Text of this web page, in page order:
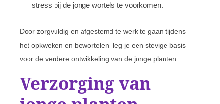
stress bij de jonge wortels te voorkomen.
Door zorgvuldig en afgestemd te werk te gaan tijdens
het opkweken en bewortelen, leg je een stevige basis
voor de verdere ontwikkeling van de jonge planten.
Verzorging van